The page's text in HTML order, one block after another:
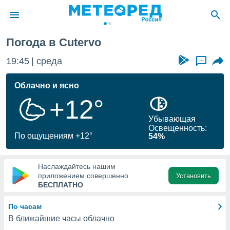
о
Вы можете
к этому
доступ
Погода в Cutervo
19:45 среда ...
Облачно и ясно
+12°
По ощущениям +12°
Убывающая
Освещенность:
54%
Наслаждайтесь нашим
приложением совершенно
БЕСПЛАТНО
Установить
По часам
В ближайшие часы облачно